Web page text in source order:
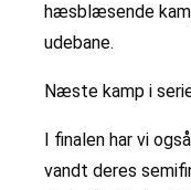
hæsblæsende
udebane.
Næste kamp i
I finalen har vi
vandt deres